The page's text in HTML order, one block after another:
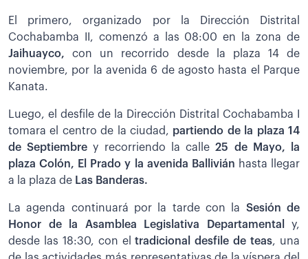
El primero, organizado por la Dirección Distrital
Cochabamba II, comenzó a las 08:00 en la zona de
Jaihuayco, con un recorrido desde la plaza 14 de
noviembre, por la avenida 6 de agosto hasta el Parque
Kanata.
Luego, el desfile de la Dirección Distrital Cochabamba I
tomara el centro de la ciudad, partiendo de la plaza 14
de Septiembre y recorriendo la calle25 de Mayo, la
plaza Colón, El Prado y la avenida Ballivián hasta llegar
a la plaza de Las Banderas.
La agenda continuará por la tarde con la Sesión de
Honor de la Asamblea Legislativa Departamental
y,
desde las 18:30, con eltradicional desfile de teas, una